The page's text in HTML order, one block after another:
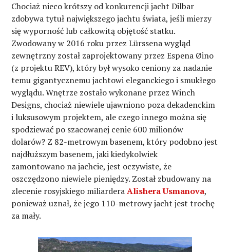
Chociaż nieco krótszy od konkurencji jacht Dilbar
zdobywa tytuł największego jachtu świata, jeśli mierzy
się wyporność lub całkowitą objętość statku.
Zwodowany w 2016 roku przez Lürssena wygląd
zewnętrzny został zaprojektowany przez Espena Øino
(z projektu REV), który był wysoko ceniony za nadanie
temu gigantycznemu jachtowi eleganckiego i smukłego
wyglądu. Wnętrze zostało wykonane przez Winch
Designs, chociaż niewiele ujawniono poza dekadenckim
i luksusowym projektem, ale czego innego można się
spodziewać po szacowanej cenie 600 milionów
dolarów? Z 82-metrowym basenem, który podobno jest
najdłuższym basenem, jaki kiedykolwiek
zamontowano na jachcie, jest oczywiste, że
oszczędzono niewiele pieniędzy. Został zbudowany na
zlecenie rosyjskiego miliarderaAlishera Usmanova,
ponieważ uznał, że jego 110-metrowy jacht jest trochę
za mały.